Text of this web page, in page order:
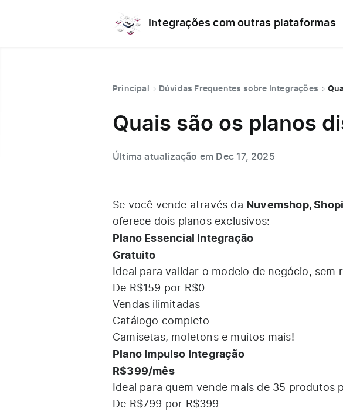
Integrações com outras plataformas
Principal Dúvidas Frequentes sobre Integrações
Quais são os planos
Última atualização em Dec 17, 2025
Se você vende através da Nuvemshop,
oferece dois planos exclusivos:
Plano Essencial Integração
Gratuito
Ideal para validar o modelo de negócio, sem
De R$159 por R$0
Vendas ilimitadas
Catálogo completo
Camisetas, moletons e muitos mais!
Plano Impulso Integração
R$399/mês
Ideal para quem vende mais de 35 produtos
De R$799 por R$399